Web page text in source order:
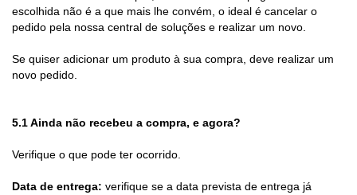
escolhida não é a que mais lhe convém, o ideal é cancelar o
pedido pela nossa central de soluções e realizar um novo.
Se quiser adicionar um produto à sua compra, deve realizar um
novo pedido.
5.1 Ainda não recebeu a compra, e agora?
Verifique o que pode ter ocorrido.
Data de entrega: verifique se a data prevista de entrega já